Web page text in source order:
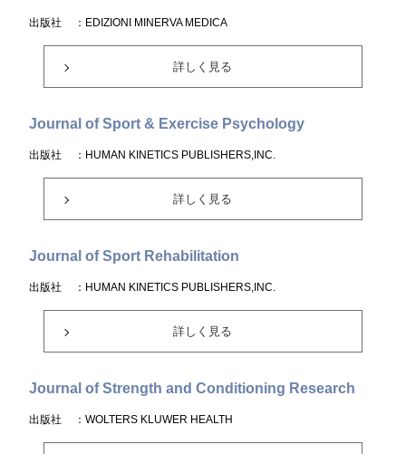
出版社 ：EDIZIONI MINERVA MEDICA
詳しく見る
Journal of Sport & Exercise Psychology
出版社 ：HUMAN KINETICS PUBLISHERS,INC.
詳しく見る
Journal of Sport Rehabilitation
出版社 ：HUMAN KINETICS PUBLISHERS,INC.
詳しく見る
Journal of Strength and Conditioning Research
出版社 ：WOLTERS KLUWER HEALTH